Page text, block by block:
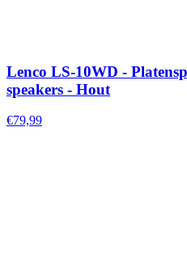
Lenco LS-10WD -
speakers - Hout
€79,99